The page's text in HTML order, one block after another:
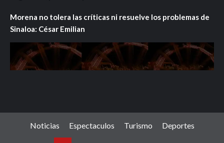
Morena no tolera las críticas ni resuelve los problemas de
Sinaloa: César Emilian
Noticias Espectaculos Turismo Deportes